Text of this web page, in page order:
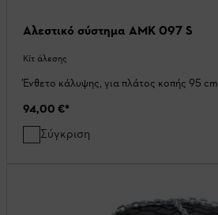
Αλεστικό σύστημα AMK 097 S
Κίτ άλεσης
Ένθετο κάλυψης, για πλάτος κοπής 95 cm
94,00 €*
Σύγκριση